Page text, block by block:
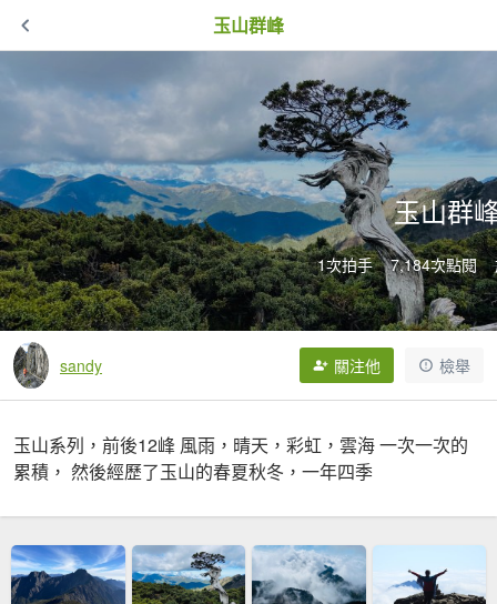
玉山群峰
玉山群
1次拍手 7,184次點閱
sandy 關注他 檢舉
玉山系列，前後12峰 風雨，晴天，彩虹，雲海 一次一次的
累積， 然後經歷了玉山的春夏秋冬，一年四季